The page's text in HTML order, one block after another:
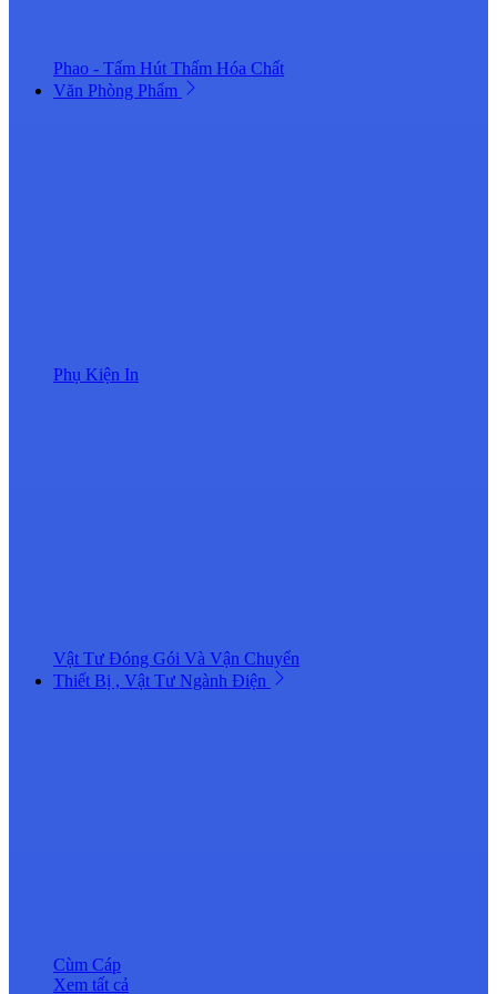
Phao - Tấm Hút Thấm Hóa Chất
Văn Phòng Phẩm
Phụ Kiện In
Vật Tư Đóng Gói Và Vận Chuyển
Thiết Bị , Vật Tư Ngành Điện
Cùm Cáp
Xem tất cả